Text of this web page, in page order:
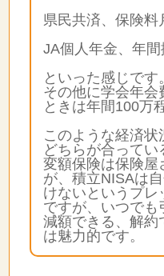
県民共済、保険料
JA個人年金、年
といった感じです
その他に学会年会
ときは年間100万
このような経済状
どちらが合ってい
変額保険は保険屋
が、積立NISAは
けないというプレ
ですが、いつでも
減額できる、解約
は魅力的です。